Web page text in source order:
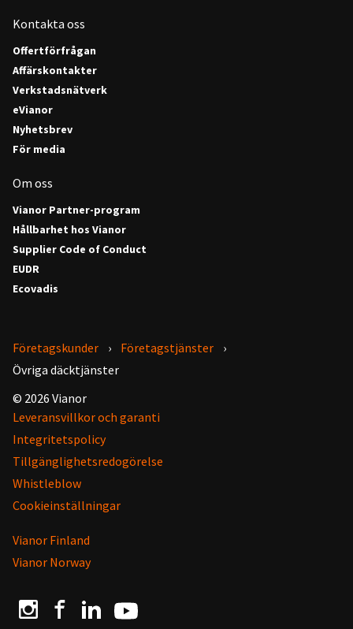
Kontakta oss
Offertförfrågan
Affärskontakter
Verkstadsnätverk
eVianor
Nyhetsbrev
För media
Om oss
Vianor Partner-program
Hållbarhet hos Vianor
Supplier Code of Conduct
EUDR
Ecovadis
Företagskunder
Företagstjänster
Övriga däcktjänster
© 2026 Vianor
Leveransvillkor och garanti
Integritetspolicy
Tillgänglighetsredogörelse
Whistleblow
Cookieinställningar
Vianor Finland
Vianor Norway